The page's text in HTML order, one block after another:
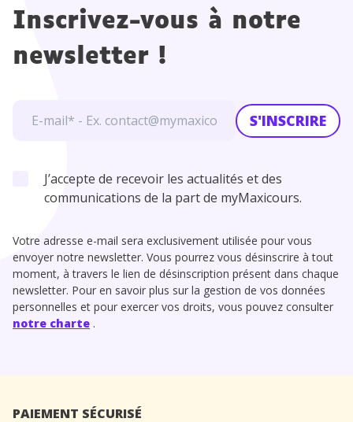
Inscrivez-vous à notre
newsletter !
S'INSCRIRE
J’accepte de recevoir les actualités et des
communications de la part de myMaxicours.
Votre adresse e-mail sera exclusivement utilisée pour vous
envoyer notre newsletter. Vous pourrez vous désinscrire à tout
moment, à travers le lien de désinscription présent dans chaque
newsletter. Pour en savoir plus sur la gestion de vos données
personnelles et pour exercer vos droits, vous pouvez consulter
notre charte .
PAIEMENT SÉCURISÉ